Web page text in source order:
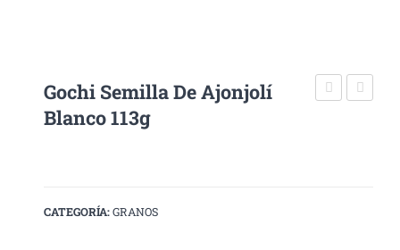
Gochi Semilla De Ajonjolí
Blanco 113g
CATEGORÍA: GRANOS